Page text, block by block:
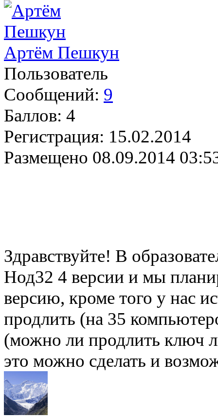
Артём Пешкун
Пользователь
Сообщений: 9
Баллов: 4
Регистрация: 15.02.2014
Размещено 08.09.2014
Здравствуйте! В
Нод32 4 версии и мы
версию, кроме того у нас
продлить (на 35
(можно ли продлить ключ
это можно сделать и